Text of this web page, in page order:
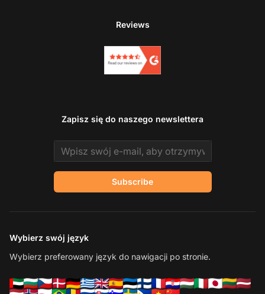
Reviews
Zapisz się do naszego newslettera
Email address
Subscribe
Wybierz swój język
Wybierz preferowany język do nawigacji po stronie.